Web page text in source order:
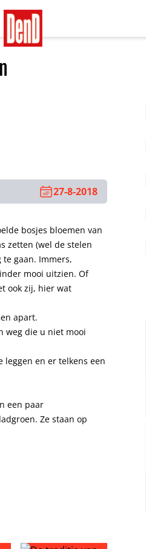
27-8-2018
bosjes bloemen van
zetten (wel de stelen
gaan. Immers,
mooi uitzien. Of
ook zij, hier wat
apart.
weg die u niet mooi
leggen en er telkens een
een paar
Ze staan op